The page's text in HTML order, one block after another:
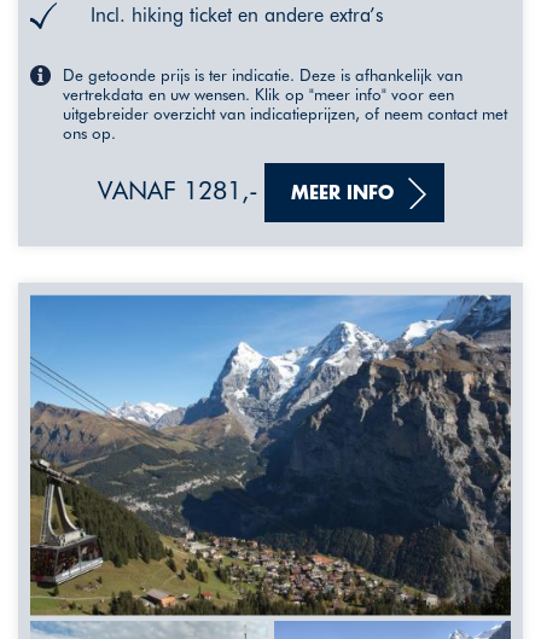
Incl. hiking ticket en andere extra’s
De getoonde prijs is ter indicatie. Deze is afhankelijk van
vertrekdata en uw wensen. Klik op "meer info" voor een
uitgebreider overzicht van indicatieprijzen, of neem contact met
ons op.
VANAF 1281,- MEER INFO